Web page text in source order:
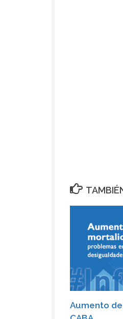
Aumento